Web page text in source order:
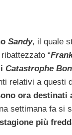
Sandy, il quale
“
Catastrophe
relativi a questi
ora destinati
settimana fa si
stagione più